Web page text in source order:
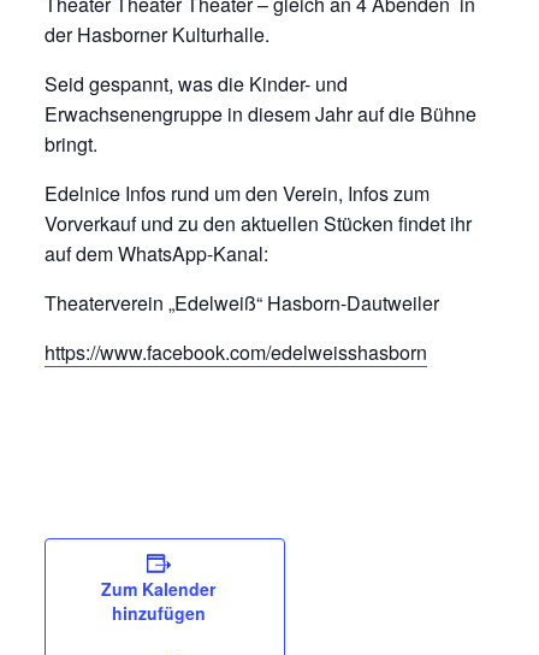
der Hasborner Kulturhalle.
Seid gespannt, was die Kinder- und
Erwachsenengruppe in diesem Jahr auf die Bühne
bringt.
Edelnice Infos rund um den Verein, Infos zum
Vorverkauf und zu den aktuellen Stücken findet ihr
auf dem WhatsApp-Kanal:
Theaterverein „Edelweiß“ Hasborn-Dautweiler
https://www.facebook.com/edelweisshasborn
Zum Kalender
hinzufügen